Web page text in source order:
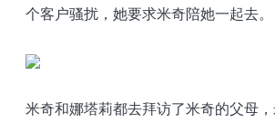
个客户骚扰，她要求米奇陪她一起去。
米奇和娜塔莉都去拜访了米奇的父母